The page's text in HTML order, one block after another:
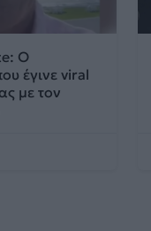
Ο
έγινε viral
με τον